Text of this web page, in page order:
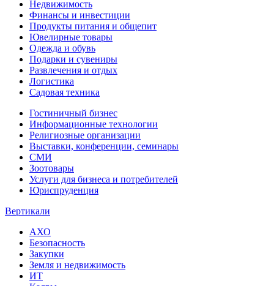
Недвижимость
Финансы и инвестиции
Продукты питания и общепит
Ювелирные товары
Одежда и обувь
Подарки и сувениры
Развлечения и отдых
Логистика
Садовая техника
Гостиничный бизнес
Информационные технологии
Религиозные организации
Выставки, конференции, семинары
СМИ
Зоотовары
Услуги для бизнеса и потребителей
Юриспруденция
Вертикали
АХО
Безопасность
Закупки
Земля и недвижимость
ИТ